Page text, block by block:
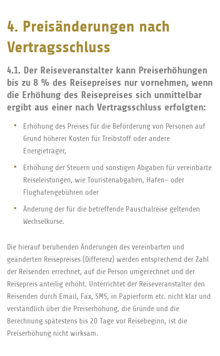
4. Preisänderungen nach
Vertragsschluss
4.1. Der Reiseveranstalter kann Preiserhöhungen
bis zu 8 % des Reisepreises nur vornehmen, wenn
die Erhöhung des Reisepreises sich unmittelbar
ergibt aus einer nach Vertragsschluss erfolgten:
Erhöhung des Preises für die Beförderung von Personen auf
Grund höherer Kosten für Treibstoff oder andere
Energieträger,
Erhöhung der Steuern und sonstigen Abgaben für vereinbarte
Reiseleistungen, wie Touristenabgaben, Hafen- oder
Flughafengebühren oder
Änderung der für die betreffende Pauschalreise geltenden
Wechselkurse.
Die hierauf beruhenden Änderungen des vereinbarten und
geänderten Reisepreises (Differenz) werden entsprechend der Zahl
der Reisenden errechnet, auf die Person umgerechnet und der
Reisepreis anteilig erhöht. Unterrichtet der Reiseveranstalter den
Reisenden durch Email, Fax, SMS, in Papierform etc. nicht klar und
verständlich über die Preiserhöhung, die Gründe und die
Berechnung spätestens bis 20 Tage vor Reisebeginn, ist die
Preiserhöhung nicht wirksam.